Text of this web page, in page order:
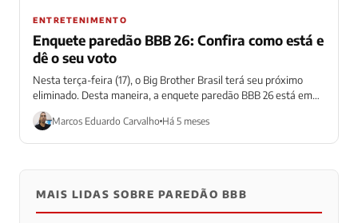
ENTRETENIMENTO
Enquete paredão BBB 26: Confira como está e
dê o seu voto
Nesta terça-feira (17), o Big Brother Brasil terá seu próximo
eliminado. Desta maneira, a enquete paredão BBB 26 está em
alta e...
Marcos Eduardo Carvalho Há 5 meses
MAIS LIDAS SOBRE PAREDÃO BBB